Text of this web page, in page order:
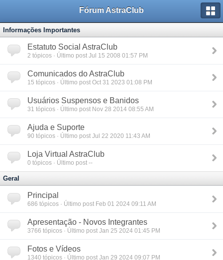
Fórum AstraClub
Informações Importantes
Estatuto Social AstraClub
2 tópicos · Último post Jul 15 2008 01:57 PM
Comunicados do AstraClub
15 tópicos · Último post Oct 31 2023 01:08 PM
Usuários Suspensos e Banidos
31 tópicos · Último post Nov 28 2014 08:55 AM
Ajuda e Suporte
90 tópicos · Último post Jul 22 2020 11:43 AM
Loja Virtual AstraClub
0 tópicos · Último post --
Geral
Principal
686 tópicos · Último post Feb 01 2024 09:11 AM
Apresentação - Novos Integrantes
3766 tópicos · Último post Jan 25 2024 01:45 PM
Fotos e Vídeos
1340 tópicos · Último post Jan 29 2024 09:07 PM